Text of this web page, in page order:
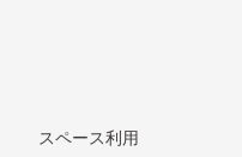
スペース利用